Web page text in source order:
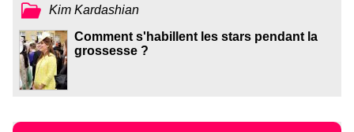
Kim Kardashian
Comment s'habillent les stars pendant la
grossesse ?